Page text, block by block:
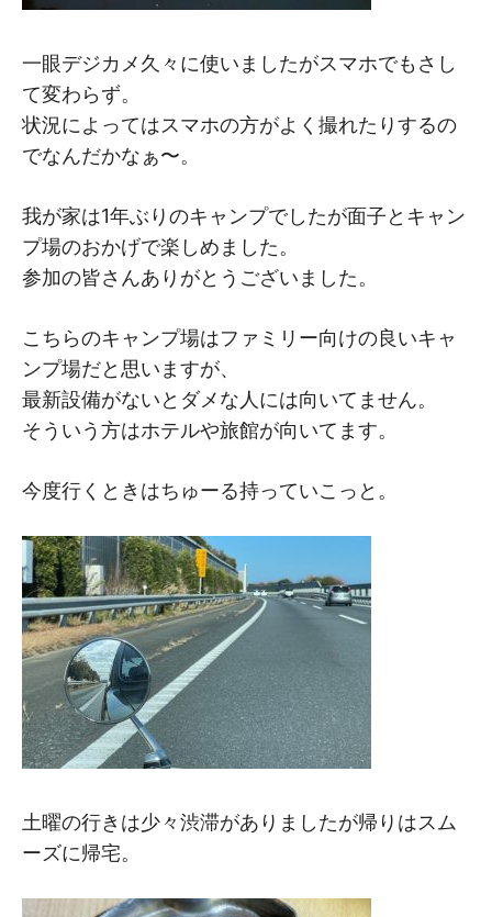
一眼デジカメ久々に使いましたがスマホでもさし
て変わらず。
状況によってはスマホの方がよく撮れたりするの
でなんだかなぁ〜。
我が家は1年ぶりのキャンプでしたが面子とキャン
プ場のおかげで楽しめました。
参加の皆さんありがとうございました。
こちらのキャンプ場はファミリー向けの良いキャ
ンプ場だと思いますが、
最新設備がないとダメな人には向いてません。
そういう方はホテルや旅館が向いてます。
今度行くときはちゅーる持っていこっと。
土曜の行きは少々渋滞がありましたが帰りはスム
ーズに帰宅。